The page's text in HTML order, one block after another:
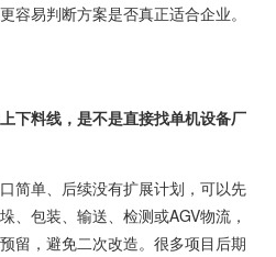
容易判断方案是否真正适合企业。
下料线，是不是直接找单机设备厂
简单、后续没有扩展计划，可以先
、包装、输送、检测或AGV物流，
留，避免二次改造。很多项目后期